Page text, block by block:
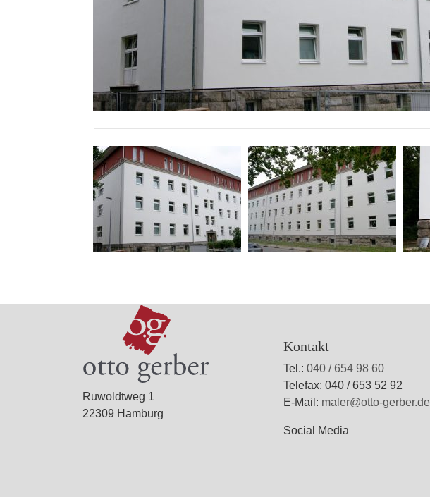
Ruwoldtweg 1
22309 Hamburg
Kontakt
Tel.: 040 / 654 98 60
Telefax: 040 / 653 52 92
E-Mail: maler@otto-gerber.de
Social Media